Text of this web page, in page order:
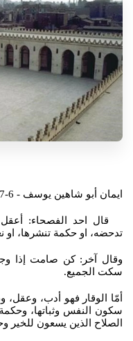
ايمان أبو شاهين يوسف - 6-7-2023
قال احد الفصحاء: أعقل
تدحضه، او حكمة تنشرها، او
وقال آخر: كن صامت إذا
سكت الجميع.
أمّا الوقار فهو أدب، وعقل،
سكون النفس وثباتها، وحكمة
الصلاح الذين يسعون للخير